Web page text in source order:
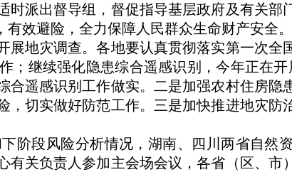
派出督导组，督促指导基层政府及有关部
效避险，全力保障人民群众生命财产安全。
地灾调查。各地要认真贯彻落实第一次全
；继续强化隐患综合遥感识别，今年正在
遥感识别工作做实。二是加强农村住房隐
切实做好防范工作。三是加快推进地灾防
段风险分析情况，湖南、四川两省自然
关负责人参加主会场会议，各省（区、市